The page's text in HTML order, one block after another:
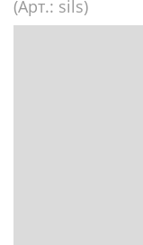
(Арт.: sils)